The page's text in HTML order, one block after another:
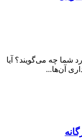
شما چه می‌گویند؟ آیا
آن‌ها...